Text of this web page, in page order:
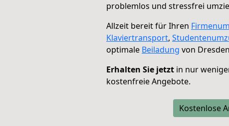
problemlos und stressfrei
Allzeit bereit für Ihren
Klaviertransport,
optimale Beiladung von
Erhalten Sie jetzt in nur
kostenfreie Angebote.
Kostenlose